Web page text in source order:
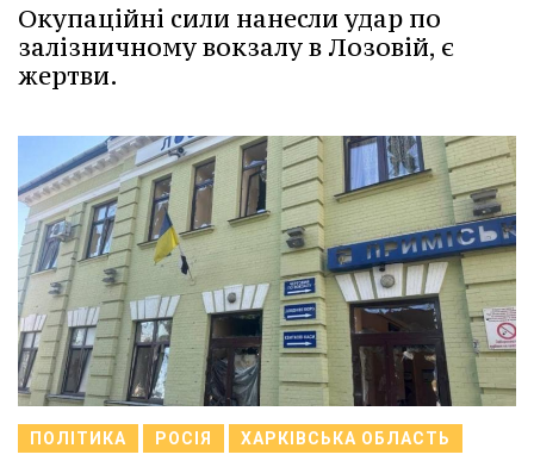
Окупаційні сили нанесли удар по
залізничному вокзалу в Лозовій, є
жертви.
ПОЛІТИКА РОСІЯ ХАРКІВСЬКА ОБЛАСТЬ